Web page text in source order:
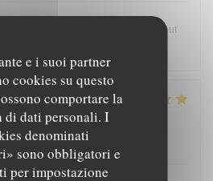
e i suoi partner
cookies su questo
comportare la
di dati personali. I
denominati
sono obbligatori e
per impostazione
moment. Très belle découverte, tout
/5 Cucina:5/5 Qualità / Prezzo